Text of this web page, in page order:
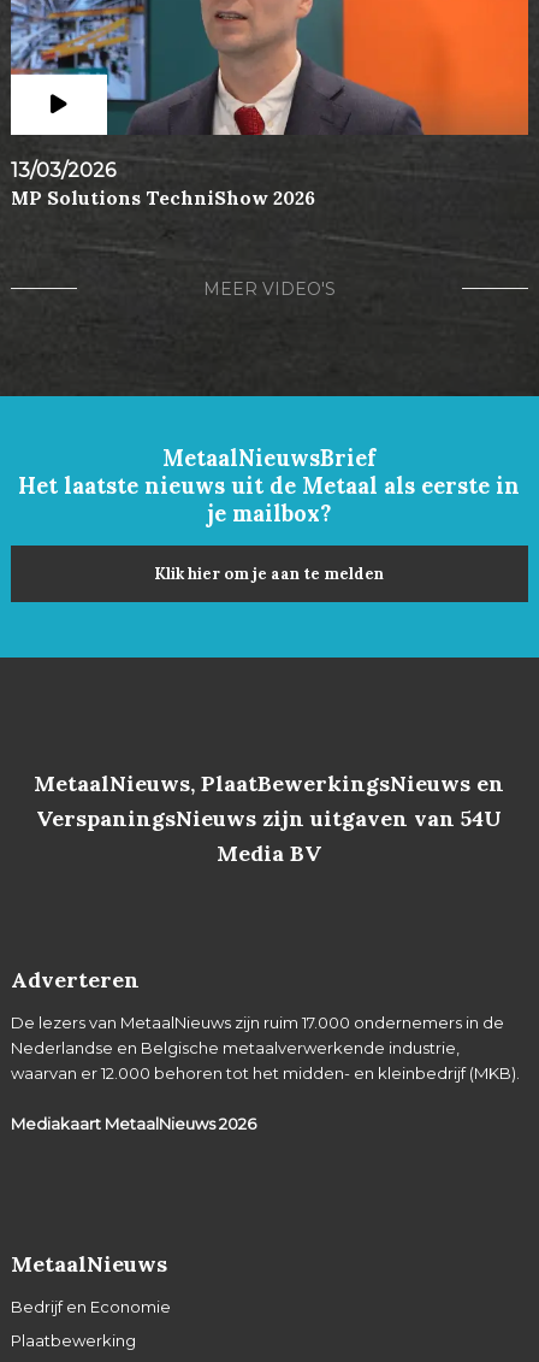
13/03/2026
MP Solutions TechniShow 2026
MEER VIDEO'S
MetaalNieuwsBrief
Het laatste nieuws uit de Metaal als eerste in
je mailbox?
Klik hier om je aan te melden
MetaalNieuws, PlaatBewerkingsNieuws en
VerspaningsNieuws zijn uitgaven van 54U
Media BV
Adverteren
De lezers van MetaalNieuws zijn ruim 17.000 ondernemers in de
Nederlandse en Belgische metaalverwerkende industrie,
waarvan er 12.000 behoren tot het midden- en kleinbedrijf (MKB).
Mediakaart MetaalNieuws2026
MetaalNieuws
Bedrijf en Economie
Plaatbewerking